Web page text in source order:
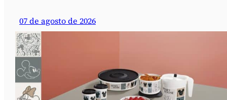
07 de agosto de 2026